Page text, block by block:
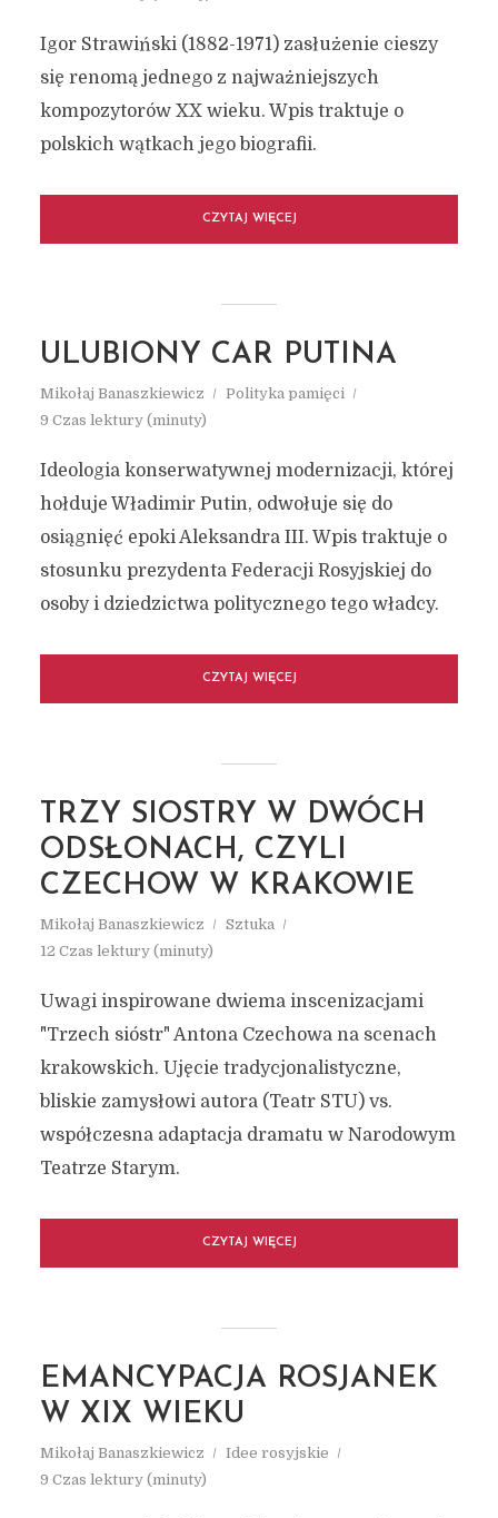
Igor Strawiński (1882-1971) zasłużenie cieszy
się renomą jednego z najważniejszych
kompozytorów XX wieku. Wpis traktuje o
polskich wątkach jego biografii.
CZYTAJ WIĘCEJ
ULUBIONY CAR PUTINA
Mikołaj Banaszkiewicz
Polityka pamięci
9 Czas lektury (minuty)
Ideologia konserwatywnej modernizacji, której
hołduje Władimir Putin, odwołuje się do
osiągnięć epoki Aleksandra III. Wpis traktuje o
stosunku prezydenta Federacji Rosyjskiej do
osoby i dziedzictwa politycznego tego władcy.
CZYTAJ WIĘCEJ
TRZY SIOSTRY W DWÓCH
ODSŁONACH, CZYLI
CZECHOW W KRAKOWIE
Mikołaj Banaszkiewicz
Sztuka
12 Czas lektury (minuty)
Uwagi inspirowane dwiema inscenizacjami
"Trzech sióstr" Antona Czechowa na scenach
krakowskich. Ujęcie tradycjonalistyczne,
bliskie zamysłowi autora (Teatr STU) vs.
współczesna adaptacja dramatu w Narodowym
Teatrze Starym.
CZYTAJ WIĘCEJ
EMANCYPACJA ROSJANEK
W XIX WIEKU
Mikołaj Banaszkiewicz
Idee rosyjskie
9 Czas lektury (minuty)